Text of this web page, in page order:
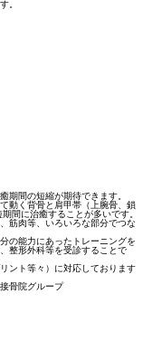
。
期間の短縮が期待できます。
動く背骨と肩甲帯（上腕骨、鎖
間に治癒することが多いです。
筋肉等、いろいろな部分でつな
の能力にあったトレーニングを
整形外科等を受診することで
ント等々）に対応しております
骨院グループ